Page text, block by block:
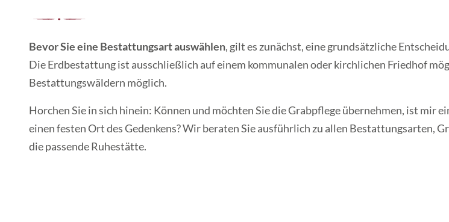
Bevor Sie eine Bestattungsart auswählen, gilt es zunächst, eine grund­sätzliche
Die Erd­­bestattung ist aus­schließlich auf einem kommunalen oder kirch­lichen Fried­hof
Bestattungs­­wäldern möglich.
Horchen Sie in sich hinein: Können und möchten Sie die Grab­pflege über­nehmen, ist
einen festen Ort des Gedenkens? Wir beraten Sie aus­führlich zu allen Bestattungs­­arten,
die passende Ruhe­stätte.